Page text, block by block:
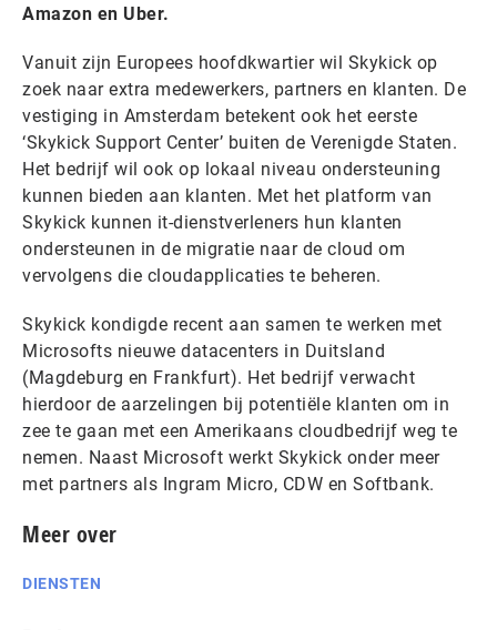
Amazon en Uber.
Vanuit zijn Europees hoofdkwartier wil Skykick op
zoek naar extra medewerkers, partners en klanten. De
vestiging in Amsterdam betekent ook het eerste
‘Skykick Support Center’ buiten de Verenigde Staten.
Het bedrijf wil ook op lokaal niveau ondersteuning
kunnen bieden aan klanten. Met het platform van
Skykick kunnen it-dienstverleners hun klanten
ondersteunen in de migratie naar de cloud om
vervolgens die cloudapplicaties te beheren.
Skykick kondigde recent aan samen te werken met
Microsofts nieuwe datacenters in Duitsland
(Magdeburg en Frankfurt). Het bedrijf verwacht
hierdoor de aarzelingen bij potentiële klanten om in
zee te gaan met een Amerikaans cloudbedrijf weg te
nemen. Naast Microsoft werkt Skykick onder meer
met partners als Ingram Micro, CDW en Softbank.
Meer over
DIENSTEN